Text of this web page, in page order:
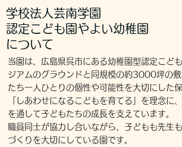
学校法人芸南学園
認定こども園やよい幼稚園
について
当園は、広島県呉市にある幼稚園型認定こど
ジアムのグラウンドと同規模の約3000坪の
たち一人ひとりの個性や可能性を大切にした
「しあわせになるこどもを育てる」を理念に
を通して子どもたちの成長を支えています。
職員同士が協力し合いながら、子どもも先生
づくりを大切にしている園です。